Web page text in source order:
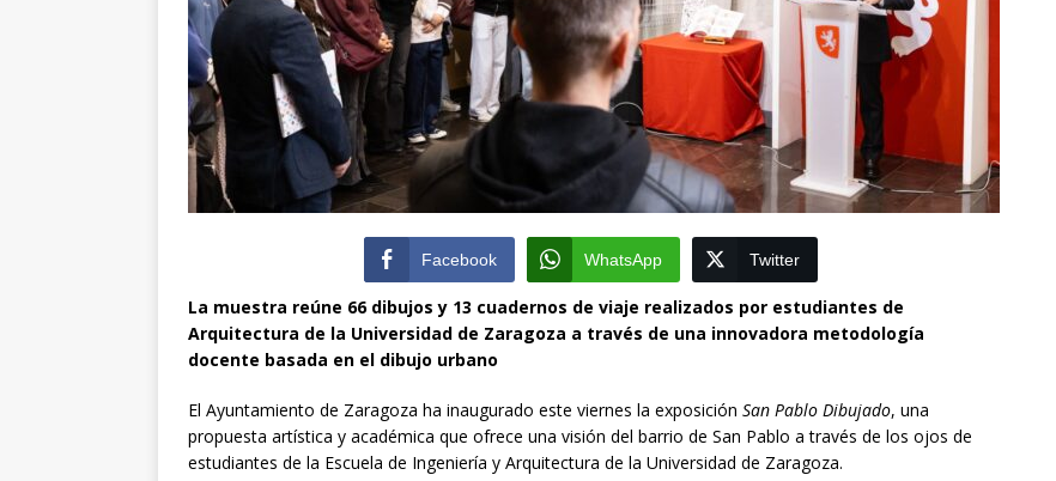
Facebook WhatsApp Twitter
La muestra reúne 66 dibujos y 13 cuadernos de viaje realizados por estudiantes de
Arquitectura de la Universidad de Zaragoza a través de una innovadora metodología
docente basada en el dibujo urbano
El Ayuntamiento de Zaragoza ha inaugurado este viernes la exposición San Pablo Dibujado, una
propuesta artística y académica que ofrece una visión del barrio de San Pablo a través de los ojos de
estudiantes de la Escuela de Ingeniería y Arquitectura de la Universidad de Zaragoza.